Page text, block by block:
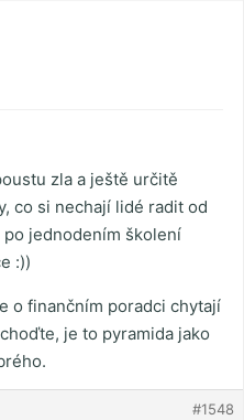
zla a ještě určitě
co si nechají lidé radit od
jednodením školení
:))
o finančním poradci chytají
je to pyramida jako
#1548